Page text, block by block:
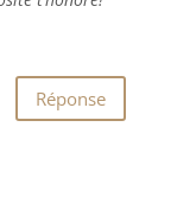
Réponse